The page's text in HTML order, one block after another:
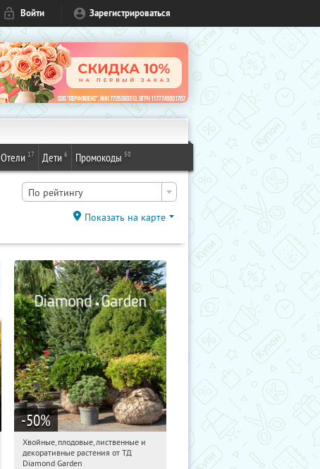
Войти Зарегистрироваться
Отели 17 Дети 6 Промокоды 50
По рейтингу
Показать на карте
-50%
01:27:17 Получили:
Выставочная
Хвойные, плодовые, лиственные и
декоративные растения от ТД
Diamond Garden